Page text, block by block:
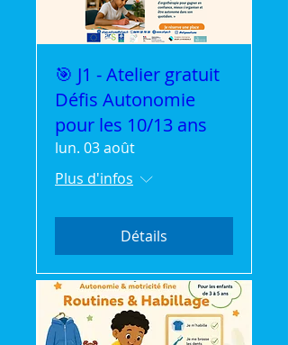
🎯 J1 - Atelier gratuit
Défis Autonomie
pour les 10/13 ans
lun. 03 août
Plus d'infos
Détails